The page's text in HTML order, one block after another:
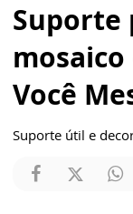
Suporte
mosaico
Você
Suporte útil e